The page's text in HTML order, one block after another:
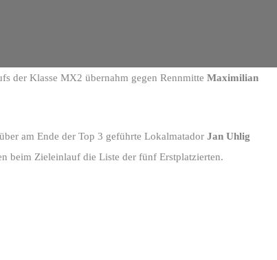
der Klasse MX2 übernahm gegen Rennmitte Maximilian
am Ende der Top 3 geführte Lokalmatador Jan Uhlig
beim Zieleinlauf die Liste der fünf Erstplatzierten.